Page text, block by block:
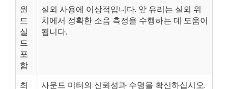
윈
드
실
드
포
함
실외 사용에 이상적입니다. 앞 유리는 실외 위
치에서 정확한 소음 측정을 수행하는 데 도움이
됩니다.
최
사운드 미터의 신뢰성과 수명을 확신하십시오.